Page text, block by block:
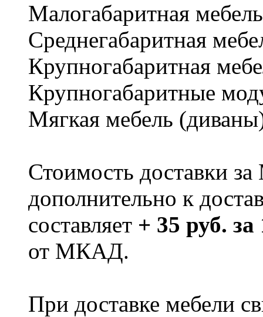
Малогабаритная
Cреднегабаритная
Крупногабаритная
Крупногабаритные
Мягкая мебель
Стоимость доставки
дополнительно к
составляет + 35 руб.
от МКАД.
При доставке мебели